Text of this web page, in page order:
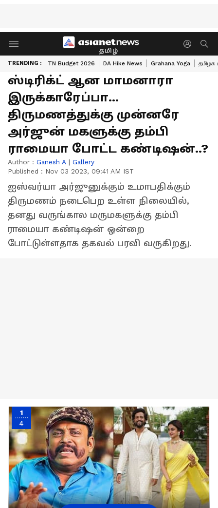
தமிழ்
TRENDING : TN Budget 2026 DA Hike News Grahana Yoga தமிழக
ஸ்டிரிக்ட் ஆன மாமனாரா
இருக்காரேப்பா...
திருமணத்துக்கு முன்னரே
அர்ஜுன் மகளுக்கு தம்பி
ராமையா போட்ட கண்டிஷன்..?
Author : Ganesh A | Gallery
Published : Nov 03 2023, 09:41 AM IST
ஐஸ்வர்யா அர்ஜுனுக்கும் உமாபதிக்கும்
திருமணம் நடைபெற உள்ள நிலையில்,
தனது வருங்கால மருமகளுக்கு தம்பி
ராமையா கண்டிஷன் ஒன்றை
போட்டுள்ளதாக தகவல் பரவி வருகிறது.
1
4